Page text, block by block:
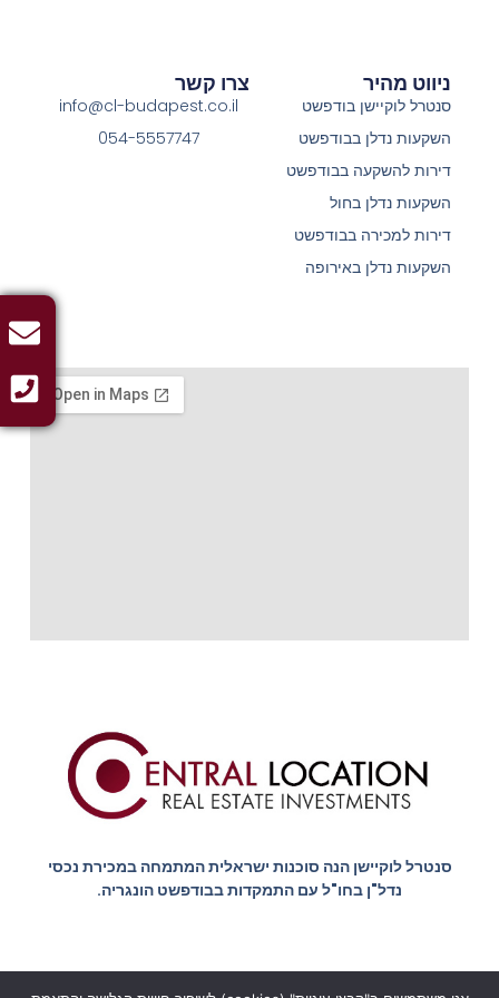
סנטרל לוקיישן הנה סוכנות ישראלית המתמחה במכירת נכסי
נדל"ן בחו"ל עם התמקדות בבודפשט הונגריה.
ניווט מהיר
סנטרל לוקיישן בודפשט
השקעות נדלן בבודפשט
דירות להשקעה בבודפשט
השקעות נדלן בחול
דירות למכירה בבודפשט
השקעות נדלן באירופה
צרו קשר
info@cl-budapest.co.il
054-5557747